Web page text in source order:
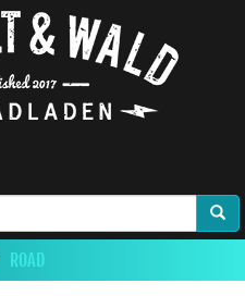
ROAD